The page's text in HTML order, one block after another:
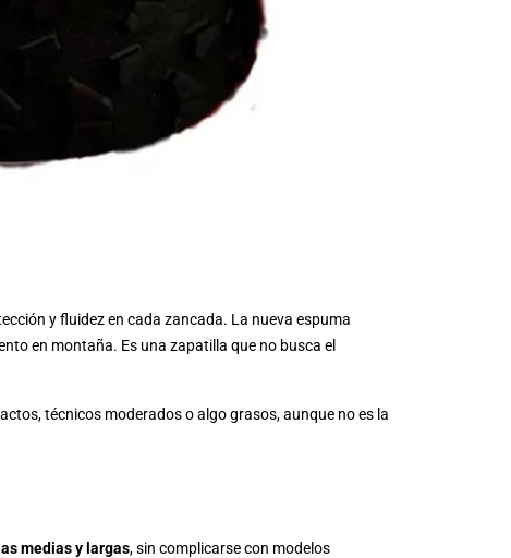
y fluidez en cada zancada. La nueva espuma
en montaña. Es una zapatilla que no busca el
técnicos moderados o algo grasos, aunque no es la
medias y largas, sin complicarse con modelos